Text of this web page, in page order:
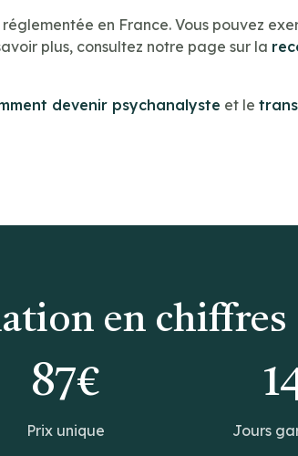
en France. Vous pouvez
plus, consultez notre page sur la
devenir psychanalyste et le
en chiffres
87€
Prix unique Jours